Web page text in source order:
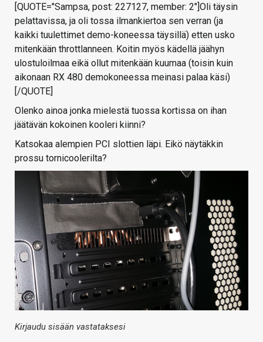
[QUOTE="Sampsa, post: 227127, member: 2"]Oli täysin
pelattavissa, ja oli tossa ilmankiertoa sen verran (ja
kaikki tuulettimet demo-koneessa täysillä) etten usko
mitenkään throttlanneen. Koitin myös kädellä jäähyn
ulostuloilmaa eikä ollut mitenkään kuumaa (toisin kuin
aikonaan RX 480 demokoneessa meinasi palaa käsi)
[/QUOTE]
Olenko ainoa jonka mielestä tuossa kortissa on ihan
jäätävän kokoinen kooleri kiinni?
Katsokaa alempien PCI slottien läpi. Eikö näytäkkin
prossu tornicoolerilta?
Kirjaudu sisään vastataksesi